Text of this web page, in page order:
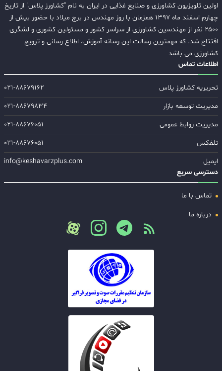
اولین تلویزیون کشاورزی و صنایع غذایی در ایران به نام "کشاورز پلاس" از تاریخ
چهارم اسفند ماه ۱۳۹۷ همزمان با روز مهندس در برج میلاد با حضور بیش از
۲۵۰۰ نفر از مهندسین کشاورزی از سراسر کشور و مسئولین کشوری و لشگری
افتتاح شد. که مهمترین رسالت این رسانه آموزش، اطلاع رسانی و ترویج
کشاورزی می باشد
اطلاعات تماس
تحریریه کشاورز پلاس
۰۲۱-۸۸۶۷۹۱۶۲
مدیریت توسعه بازار
۰۲۱-۸۸۶۷۹۸۳۴
مدیریت روابط عمومی
۰۲۱-۸۸۶۷۶۰۵۱
تلفکس
۰۲۱-۸۸۶۷۶۰۵۱
ایمیل
info@keshavarzplus.com
دسترسی سریع
تماس با ما
درباره ما